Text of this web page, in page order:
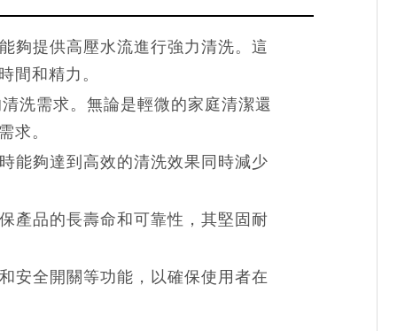
夠提供高壓水流進行強力清洗。這
間和精力。
洗需求。無論是輕微的家庭清潔還
求。
能夠達到高效的清洗效果同時減少
產品的長壽命和可靠性，其堅固耐
安全開關等功能，以確保使用者在